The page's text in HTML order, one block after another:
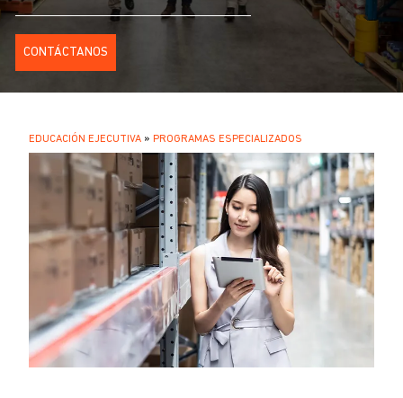
CONTÁCTANOS
.SOBRESCRIBIR
ENLACES
DE
A
NAVEGACIÓN
EDUCACIÓN EJECUTIVA PROGRAMAS ESPECIALIZADOS